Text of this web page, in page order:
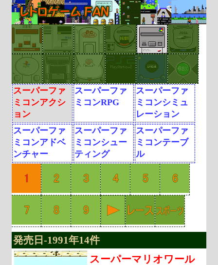
スーパーファ
ミコンアクシ
ョン
スーパーファ
ミコンRPG
スーパーファ
ミコンシミュ
レーション
スーパーファ
ミコンアドベ
ンチャー
スーパーファ
ミコンシュー
ティング
スーパーファ
ミコンテーブ
ル
発売日-1991年14件
スーパーマリオワール